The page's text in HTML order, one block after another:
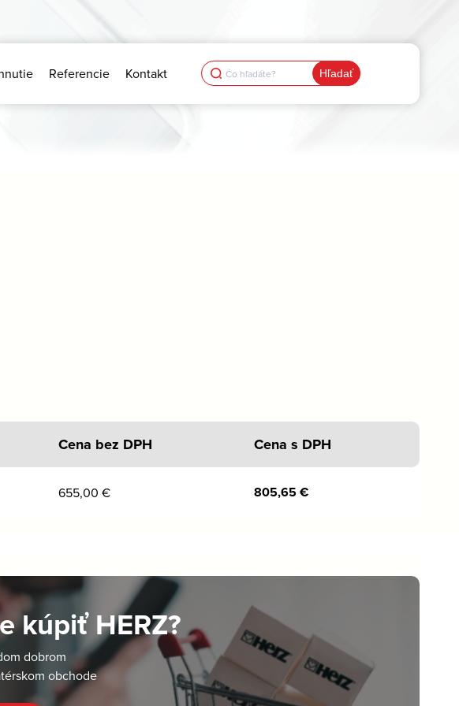
Referencie Kontakt Search
for:
Cena bez DPH Cena s DPH
655,00 € 805,65€
kúpiť HERZ?
dobrom
obchode